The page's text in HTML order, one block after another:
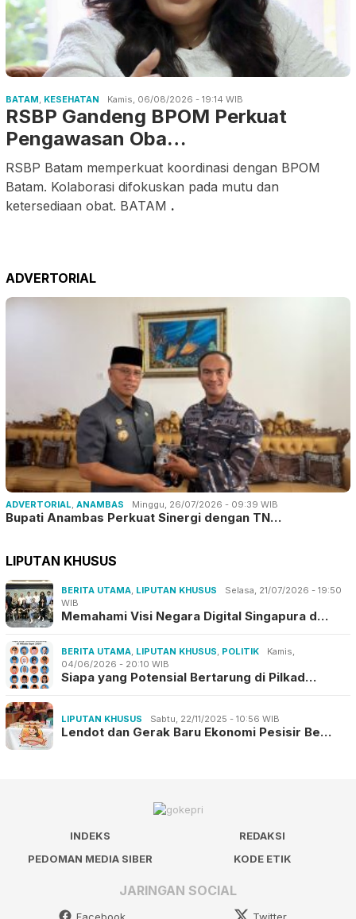
BATAM, KESEHATAN Kamis, 06/08/2026 - 19:14 WIB
RSBP Gandeng BPOM Perkuat
Pengawasan Oba…
RSBP Batam memperkuat koordinasi dengan BPOM
Batam. Kolaborasi difokuskan pada mutu dan
ketersediaan obat. BATAM .
ADVERTORIAL
ADVERTORIAL, ANAMBAS Minggu, 26/07/2026 - 09:39 WIB
Bupati Anambas Perkuat Sinergi dengan TN…
LIPUTAN KHUSUS
BERITA UTAMA, LIPUTAN KHUSUS
Selasa, 21/07/2026 - 19:50
WIB
Memahami Visi Negara Digital Singapura d…
BERITA UTAMA, LIPUTAN KHUSUS, POLITIK
Kamis,
04/06/2026 - 20:10 WIB
Siapa yang Potensial Bertarung di Pilkad…
LIPUTAN KHUSUS Sabtu, 22/11/2025 - 10:56 WIB
Lendot dan Gerak Baru Ekonomi Pesisir Be…
INDEKS
REDAKSI
PEDOMAN MEDIA SIBER
KODE ETIK
JARINGAN SOCIAL
Facebook Twitter